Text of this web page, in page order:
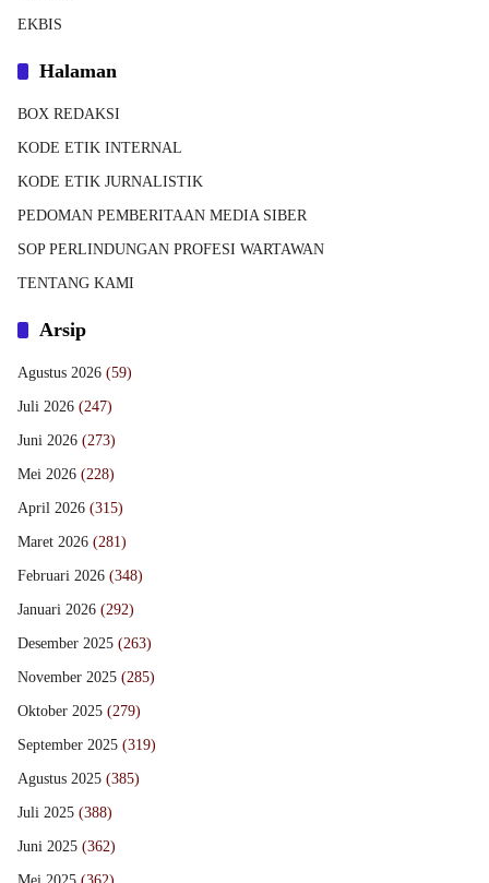
EKBIS
Halaman
BOX REDAKSI
KODE ETIK INTERNAL
KODE ETIK JURNALISTIK
PEDOMAN PEMBERITAAN MEDIA SIBER
SOP PERLINDUNGAN PROFESI WARTAWAN
TENTANG KAMI
Arsip
Agustus 2026 (59)
Juli 2026 (247)
Juni 2026 (273)
Mei 2026 (228)
April 2026 (315)
Maret 2026 (281)
Februari 2026 (348)
Januari 2026 (292)
Desember 2025 (263)
November 2025 (285)
Oktober 2025 (279)
September 2025 (319)
Agustus 2025 (385)
Juli 2025 (388)
Juni 2025 (362)